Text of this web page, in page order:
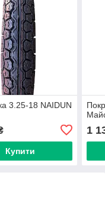
3.25-18 NAIDUN
Купити
1